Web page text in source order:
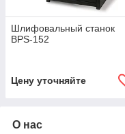
Шлифовальный станок
BPS-152
Цену уточняйте
О нас